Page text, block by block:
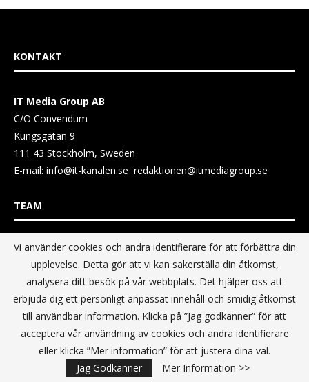
KONTAKT
IT Media Group AB
C/O Convendum
Kungsgatan 9
111 43 Stockholm, Sweden
E-mail: info@it-kanalen.se redaktionen@itmediagroup.se
TEAM
Ansvarig Utgivare och VD:
Annika Guldroth
E-mail:annika@itmediagroup.se
TERMS & CONDITIONS / VILLKOR
Data Privacy Policy
Vi använder cookies och andra identifierare för att förbättra din
upplevelse. Detta gör att vi kan säkerställa din åtkomst,
analysera ditt besök på vår webbplats. Det hjälper oss att
erbjuda dig ett personligt anpassat innehåll och smidig åtkomst
till användbar information. Klicka på ”Jag godkänner” för att
acceptera vår användning av cookies och andra identifierare
eller klicka ”Mer information” för att justera dina val.
Jag Godkänner
Mer Information >>